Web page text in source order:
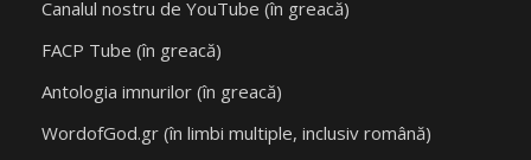
Canalul nostru de YouTube (în greacă)
FACP Tube (în greacă)
Antologia imnurilor (în greacă)
WordofGod.gr (în limbi multiple, inclusiv română)